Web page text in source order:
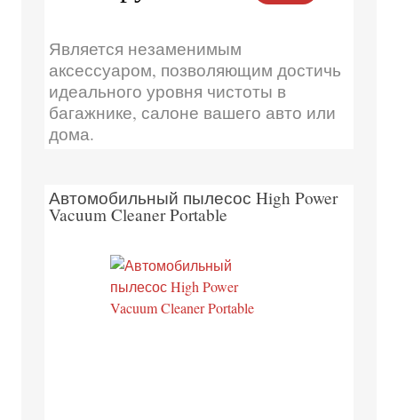
Является незаменимым
аксессуаром, позволяющим достичь
идеального уровня чистоты в
багажнике, салоне вашего авто или
дома.
Автомобильный пылесос High Power
Vacuum Cleaner Portable